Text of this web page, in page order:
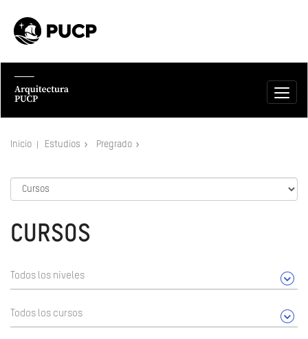
Inicio Estudios Pregrado
CURSOS
Todos los niveles
Todos los cursos